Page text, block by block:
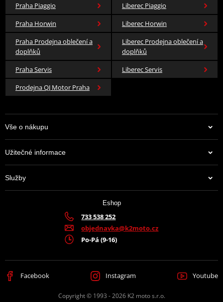
Praha Piaggio
Liberec Piaggio
Praha Horwin
Liberec Horwin
Praha Prodejna oblečení a
doplňků
Liberec Prodejna oblečení a
doplňků
Praha Servis
Liberec Servis
Prodejna QJ Motor Praha
Vše o nákupu
Užitečné informace
Služby
Eshop
733 538 252
objednavka@k2moto.cz
Po-Pá (9-16)
Facebook Instagram Youtube
Copyright © 1993 - 2026 K2 moto s.r.o.